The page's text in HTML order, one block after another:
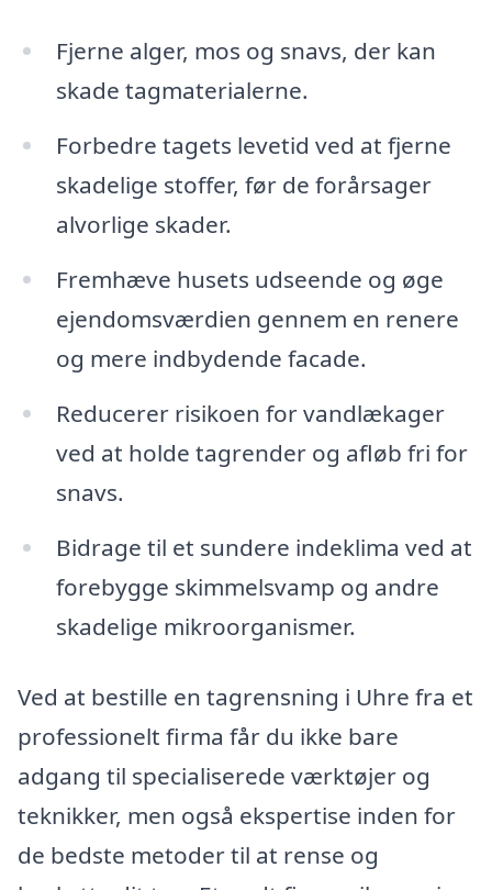
Fjerne alger, mos og snavs, der kan
skade tagmaterialerne.
Forbedre tagets levetid ved at fjerne
skadelige stoffer, før de forårsager
alvorlige skader.
Fremhæve husets udseende og øge
ejendomsværdien gennem en renere
og mere indbydende facade.
Reducerer risikoen for vandlækager
ved at holde tagrender og afløb fri for
snavs.
Bidrage til et sundere indeklima ved at
forebygge skimmelsvamp og andre
skadelige mikroorganismer.
Ved at bestille en tagrensning i Uhre fra et
professionelt firma får du ikke bare
adgang til specialiserede værktøjer og
teknikker, men også ekspertise inden for
de bedste metoder til at rense og